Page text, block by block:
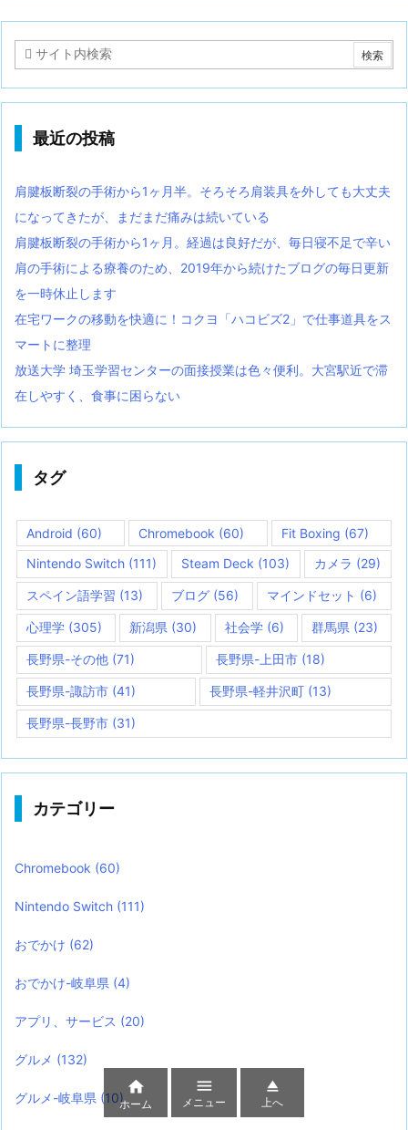
最近の投稿
肩腱板断裂の手術から1ヶ月半。そろそろ肩装具を外しても大丈夫
になってきたが、まだまだ痛みは続いている
肩腱板断裂の手術から1ヶ月。経過は良好だが、毎日寝不足で辛い
肩の手術による療養のため、2019年から続けたブログの毎日更新
を一時休止します
在宅ワークの移動を快適に！コクヨ「ハコビズ2」で仕事道具をス
マートに整理
放送大学 埼玉学習センターの面接授業は色々便利。大宮駅近で滞
在しやすく、食事に困らない
タグ
Android (60) Chromebook (60) Fit Boxing (67)
Nintendo Switch (111) Steam Deck (103) カメラ (29)
スペイン語学習 (13) ブログ (56) マインドセット (6)
心理学 (305) 新潟県 (30) 社会学(6) 群馬県 (23)
長野県-その他 (71) 長野県-上田市(18)
長野県-諏訪市 (41) 長野県-軽井沢町 (13)
長野県-長野市 (31)
カテゴリー
Chromebook (60)
Nintendo Switch (111)
おでかけ (62)
おでかけ-岐阜県 (4)
アプリ、サービス (20)
グルメ (132)
グルメ-岐阜県 (10)

ホーム

メニュー

上へ